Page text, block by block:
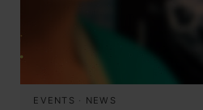
EVENTS · NEWS